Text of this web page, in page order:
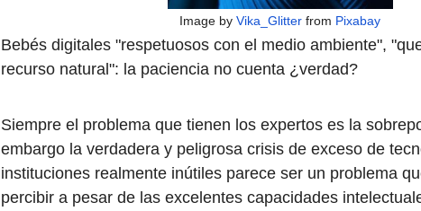
Image byVika_Glitter from Pixabay
Bebés digitales "respetuosos con el medio ambiente",
recurso natural": la paciencia no cuenta ¿verdad?
Siempre el problema que tienen los expertos es la
embargo la verdadera y peligrosa crisis de exceso de
instituciones realmente inútiles parece ser un problema
percibir a pesar de las excelentes capacidades